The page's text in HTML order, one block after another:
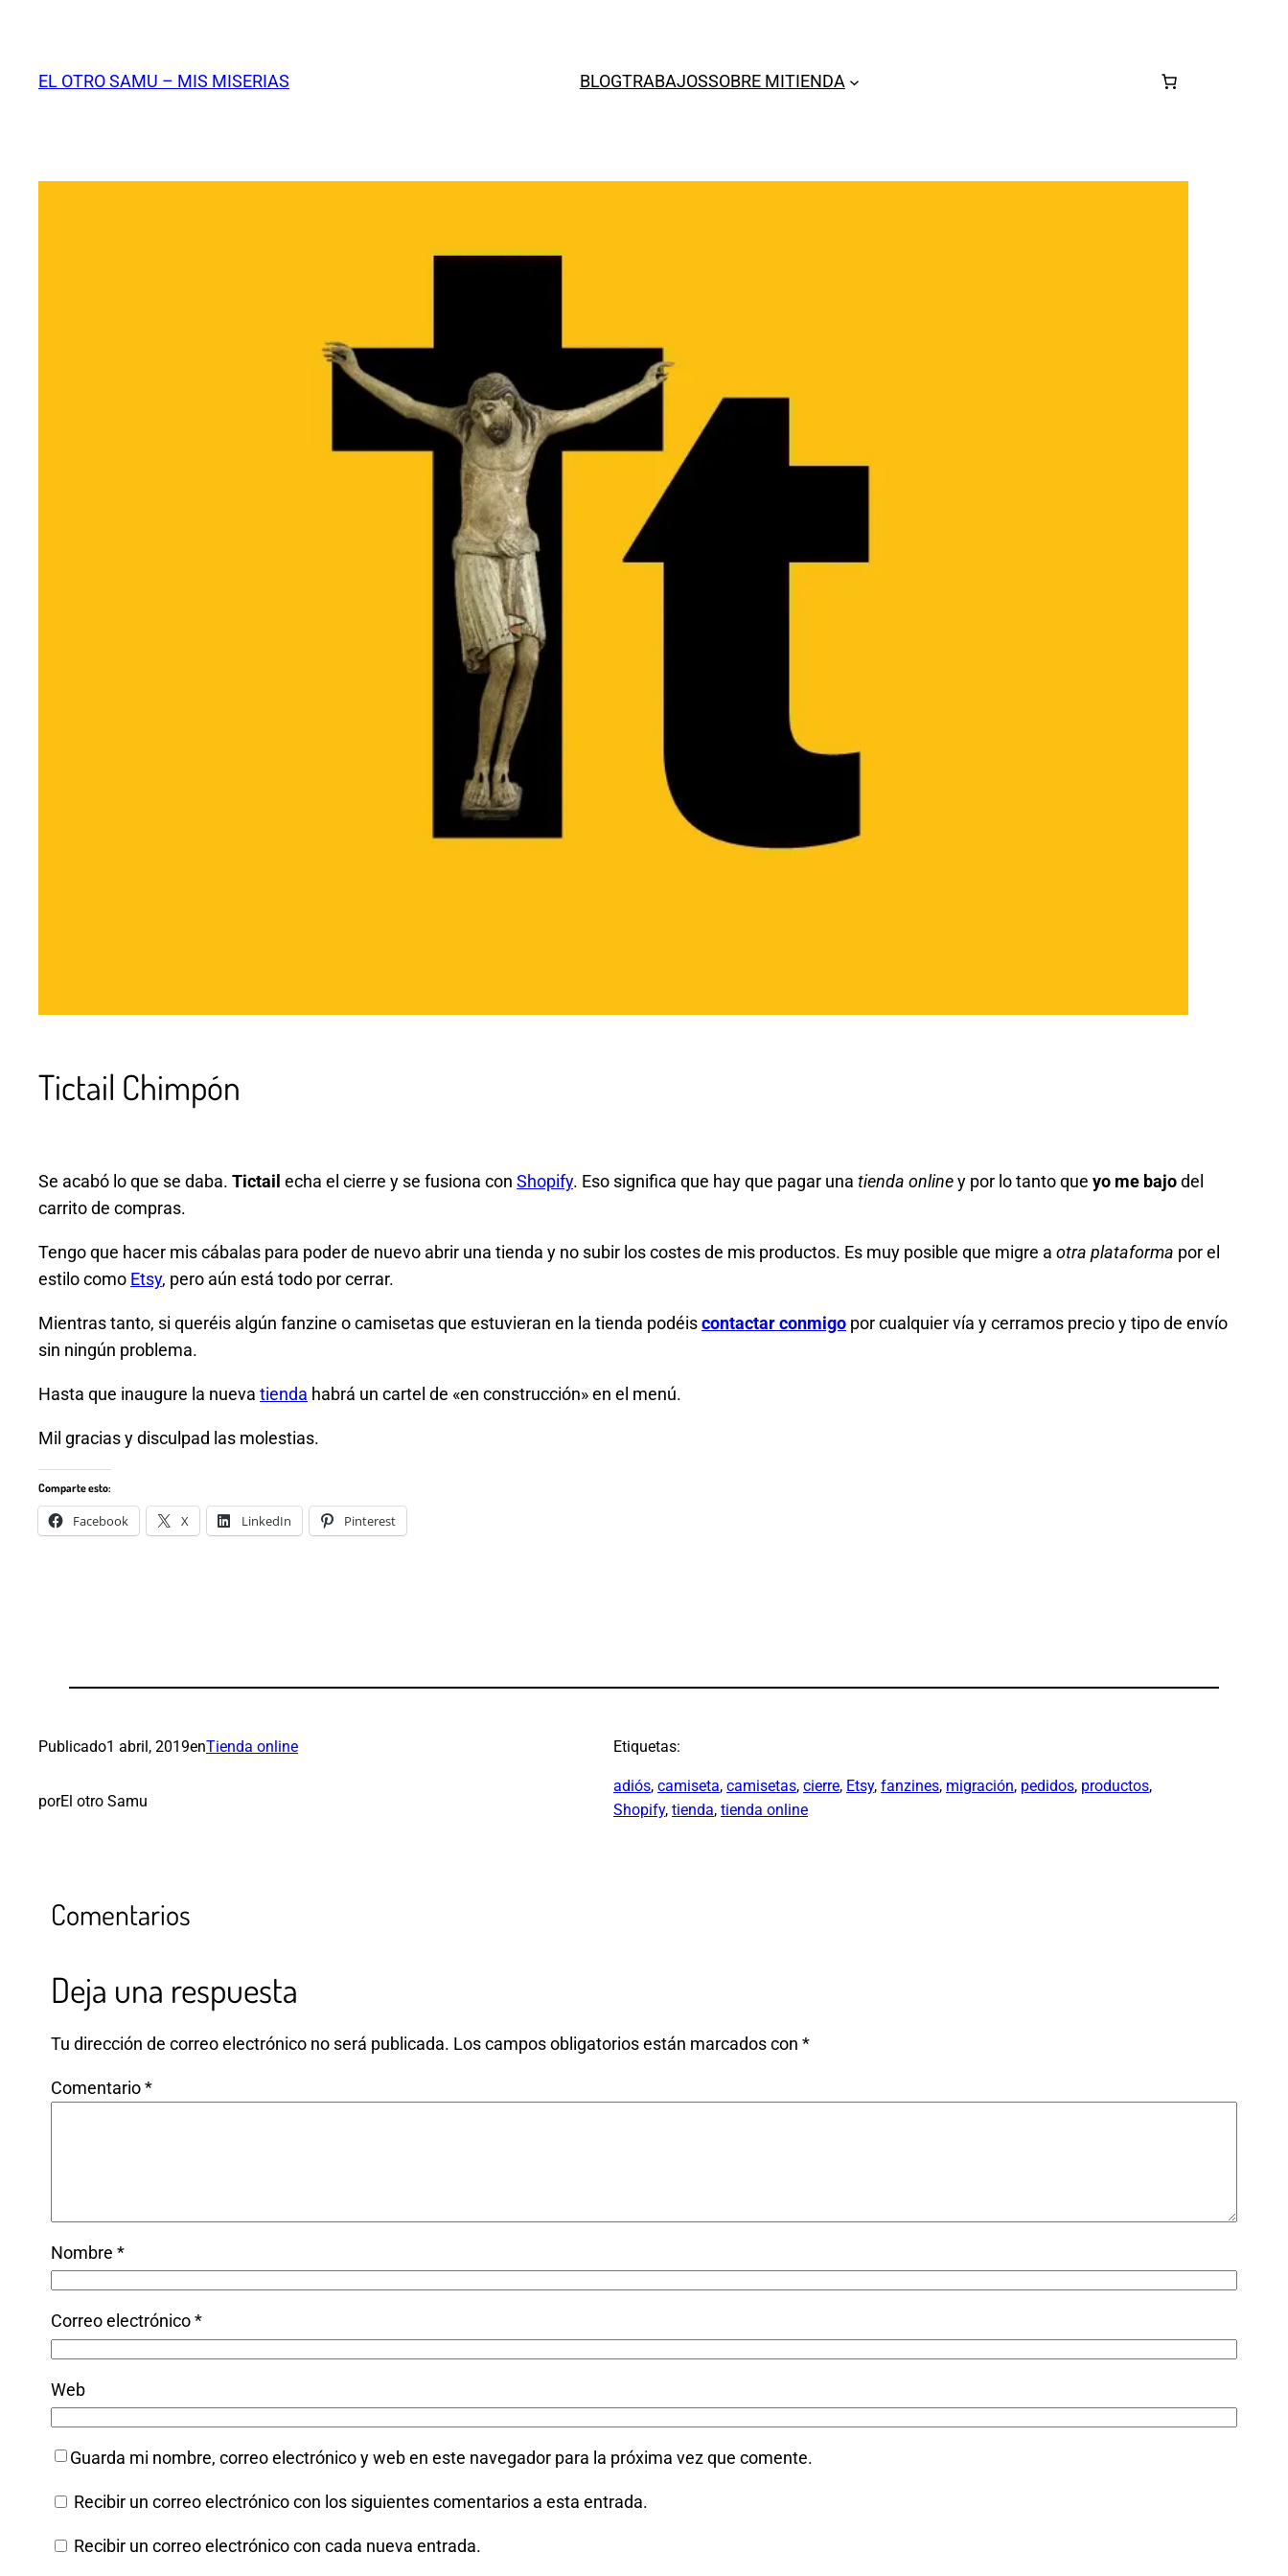
contenido
EL OTRO SAMU – MIS MISERIAS BLOGTRABAJOSSOBRE MITIENDA
Tictail Chimpón
Se acabó lo que se daba. Tictail echa el cierre y se fusiona con Shopify. Eso significa que hay que pagar una tienda onliney por lo tanto que yo me bajodel
carrito de compras.
Tengo que hacer mis cábalas para poder de nuevo abrir una tienda y no subir los costes de mis productos. Es muy posible que migre a otra plataforma por el
estilo como Etsy, pero aún está todo por cerrar.
Mientras tanto, si queréis algún fanzine o camisetas que estuvieran en la tienda podéiscontactar conmigo por cualquier vía y cerramos precio y tipo de envío
sin ningún problema.
Hasta que inaugure la nueva tienda habrá un cartel de «en construcción» en el menú.
Mil gracias y disculpad las molestias.
Comparte esto:
Facebook X LinkedIn Pinterest
Publicado1 abril, 2019enTienda online
porEl otro Samu
Etiquetas:
adiós, camiseta, camisetas, cierre, Etsy, fanzines, migración, pedidos, productos
Shopify, tienda, tienda online
Comentarios
Deja una respuesta
Tu dirección de correo electrónico no será publicada. Los campos obligatorios están marcados con*
Comentario*
Nombre*
Correo electrónico*
Web
Guarda mi nombre, correo electrónico y web en este navegador para la próxima vez que comente.
Recibir un correo electrónico con los siguientes comentarios a esta entrada.
Recibir un correo electrónico con cada nueva entrada.